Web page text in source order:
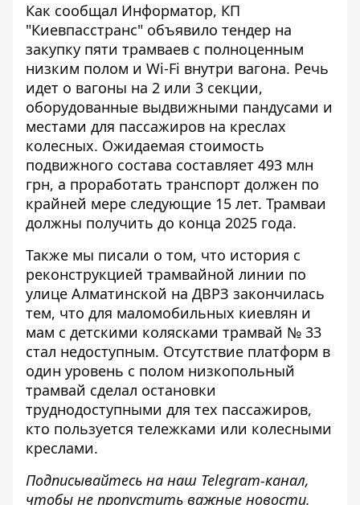
Как сообщал Информатор, КП
"Киевпасстранс" объявило тендер на
закупку пяти трамваев с полноценным
низким полом и Wi-Fi внутри вагона. Речь
идет о вагоны на 2 или 3 секции,
оборудованные выдвижными пандусами и
местами для пассажиров на креслах
колесных. Ожидаемая стоимость
подвижного состава составляет 493 млн
грн, а проработать транспорт должен по
крайней мере следующие 15 лет. Трамваи
должны получить до конца 2025 года.
Также мы писали о том, что история с
реконструкцией трамвайной линии по
улице Алматинской на ДВРЗ закончилась
тем, что для маломобильных киевлян и
мам с детскими колясками трамвай № 33
стал недоступным. Отсутствие платформ в
один уровень с полом низкопольный
трамвай сделал остановки
труднодоступными для тех пассажиров,
кто пользуется тележками или колесными
креслами.
Подписывайтесь на наш Telegram-канал,
чтобы не пропустить важные новости.